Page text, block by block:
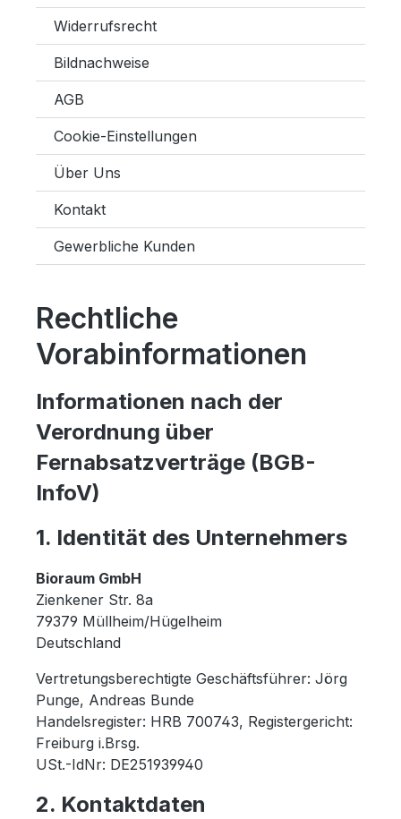
Widerrufsrecht
Bildnachweise
AGB
Cookie-Einstellungen
Über Uns
Kontakt
Gewerbliche Kunden
Rechtliche
Vorabinformationen
Informationen nach der
Verordnung über
Fernabsatzverträge (BGB-
InfoV)
1. Identität des Unternehmers
Bioraum GmbH
Zienkener Str. 8a
79379 Müllheim/Hügelheim
Deutschland
Vertretungsberechtigte Geschäftsführer: Jörg
Punge, Andreas Bunde
Handelsregister: HRB 700743, Registergericht:
Freiburg i.Brsg.
USt.-IdNr: DE251939940
2. Kontaktdaten